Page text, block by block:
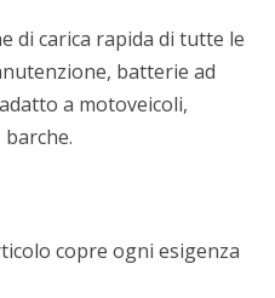
di carica rapida di tutte le
batterie ad
a motoveicoli,
copre ogni esigenza